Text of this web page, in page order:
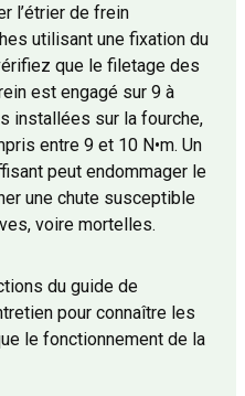
l’étrier de frein
utilisant une fixation du
que le filetage des
est engagé sur 9 à
installées sur la fourche,
entre 9 et 10 N•m. Un
peut endommager le
une chute susceptible
voire mortelles.
du guide de
pour connaître les
le fonctionnement de la